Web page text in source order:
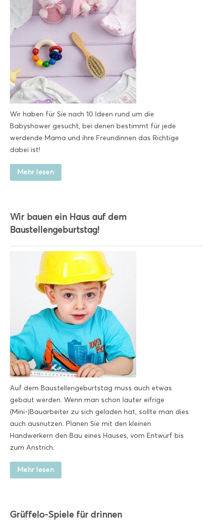
Wir haben für Sie nach 10 Ideen rund um die
Babyshower gesucht, bei denen bestimmt für jede
werdende Mama und ihre Freundinnen das Richtige
dabei ist!
Mehr lesen
Wir bauen ein Haus auf dem
Baustellengeburtstag!
Auf dem Baustellengeburtstag muss auch etwas
gebaut werden. Wenn man schon lauter eifrige
(Mini-)Bauarbeiter zu sich geladen hat, sollte man dies
auch ausnutzen. Planen Sie mit den kleinen
Handwerkern den Bau eines Hauses, vom Entwurf bis
zum Anstrich.
Mehr lesen
Grüffelo-Spiele für drinnen